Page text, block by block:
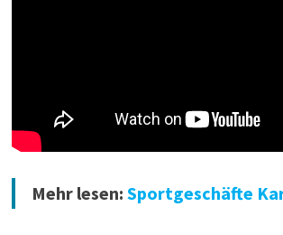
Mehr lesen: Sportgeschäfte